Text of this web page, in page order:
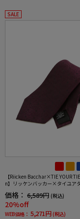
SALE
【Riicken Bacchar×TIE YOUR
n】リッケンバッカー×タイユア
レギュラー シルク100% パターン
CCHAR
価格： 6,589円 (税込)
20%off
WEB価格： 5,271円 (税込)